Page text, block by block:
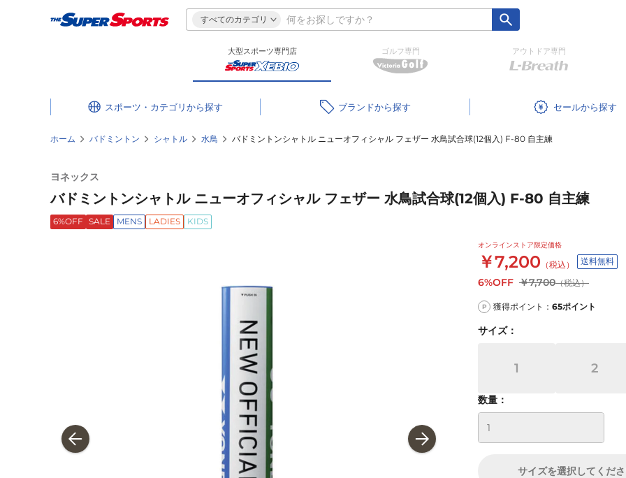
すべてのカテゴリ
大型スポーツ専門店 ゴルフ専門 アウトドア専門
スポーツ・カテゴリ ブランド セール
ホーム バドミントン シャトル 水鳥 バドミントンシャトル ニューオフィシャル フェザー 水鳥試合球(12個入) F-80 自主練
ヨネックス
バドミントンシャトル ニューオフィシャル フェザー 水鳥試合球(12個入) F-80 自主練
6%OFF SALE MENS LADIES KIDS
オンラインストア限定価格
￥7,200 （税込） 送料無料
6%OFF ￥7,700（税込）
P 獲得ポイント： 65ポイント
サイズ：
1 2
数量：
サイズを選択してくだ